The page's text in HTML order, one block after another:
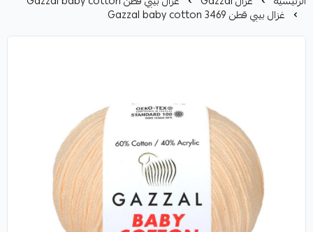
غزال بيبي قطن Gazzal baby cotton 3469